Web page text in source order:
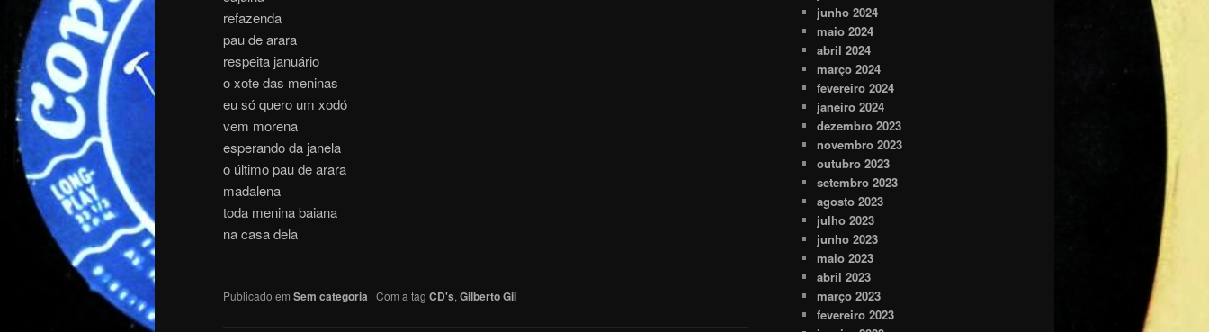
refazenda
pau de arara
respeita januário
o xote das meninas
eu só quero um xodó
vem morena
esperando da janela
o último pau de arara
madalena
toda menina baiana
na casa dela
Publicado em Sem categoria | Com a tag CD's, Gilberto Gil
junho 2024
maio 2024
abril 2024
março 2024
fevereiro 2024
janeiro 2024
dezembro 2023
novembro 2023
outubro 2023
setembro 2023
agosto 2023
julho 2023
junho 2023
maio 2023
abril 2023
março 2023
fevereiro 2023